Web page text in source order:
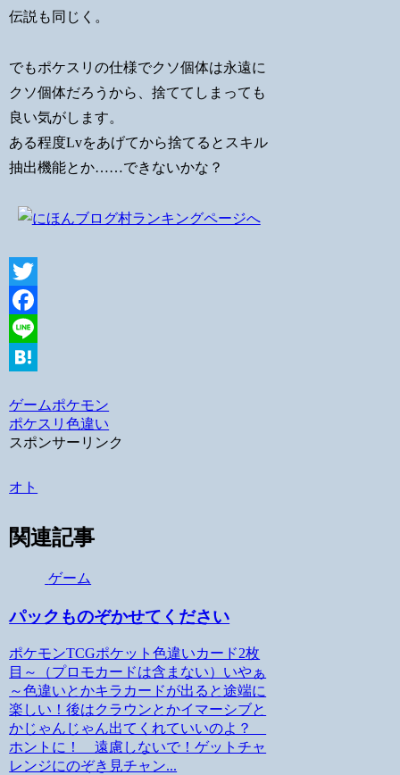
伝説も同じく。
でもポケスリの仕様でクソ個体は永遠に
クソ個体だろうから、捨ててしまっても
良い気がします。
ある程度Lvをあげてから捨てるとスキル
抽出機能とか……できないかな？
Twitter
Facebook
Line
ゲームポケモン
ポケスリ色違い
スポンサーリンク
オト
関連記事
ゲーム
パックものぞかせてください
ポケモンTCGポケット色違いカード2枚
目～（プロモカードは含まない）いやぁ
～色違いとかキラカードが出ると途端に
楽しい！後はクラウンとかイマーシブと
かじゃんじゃん出てくれていいのよ？
ホントに！ 遠慮しないで！ゲットチャ
レンジにのぞき見チャン...